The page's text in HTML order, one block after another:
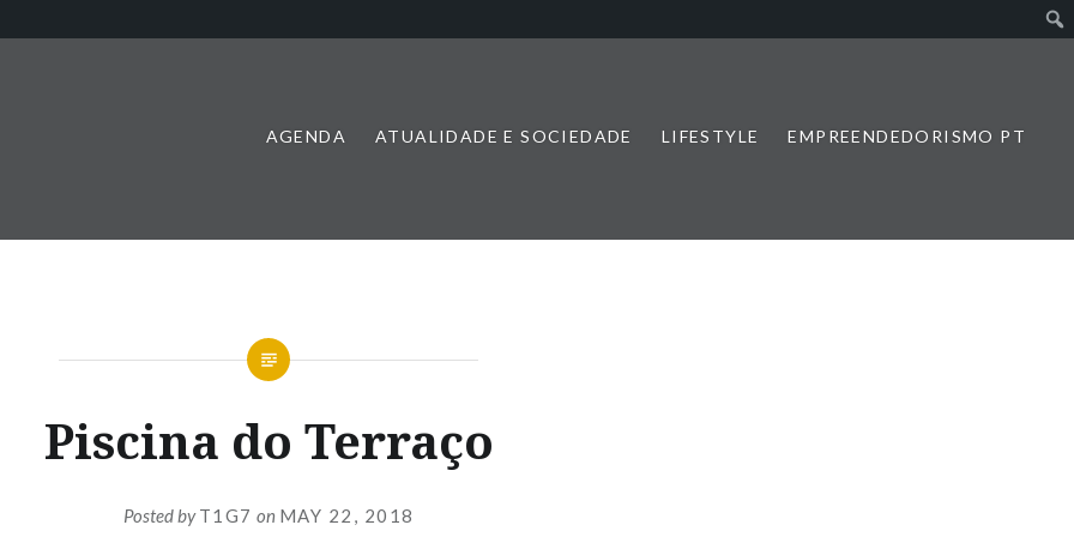
AGENDA ATUALIDADE E SOCIEDADE LIFESTYLE EMPREENDEDORISMO PT
Piscina do Terraço
Posted byT1G7 on MAY 22, 2018